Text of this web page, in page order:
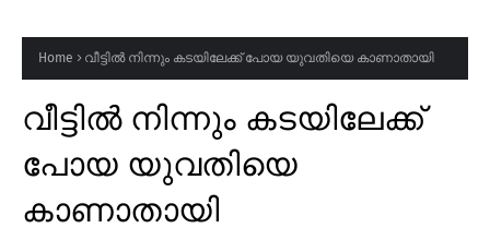
Home വീട്ടിൽ നിന്നും കടയിലേക്ക് പോയ യുവതിയെ കാണാതായി
വീട്ടിൽ നിന്നും കടയിലേക്ക്
പോയ യുവതിയെ
കാണാതായി